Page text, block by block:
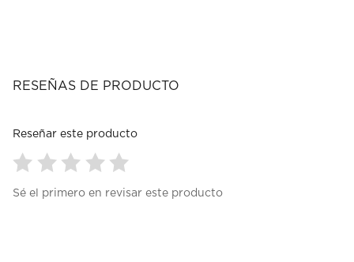
RESEÑAS DE PRODUCTO
Reseñar este producto
paraparaparaparapara
Sé el primero en revisar este producto